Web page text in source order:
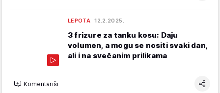
LEPOTA 12.2.2025.
3 frizure za tanku kosu: Daju
volumen, a mogu se nositi svaki dan,
ali i na svečanim prilikama
Komentariši